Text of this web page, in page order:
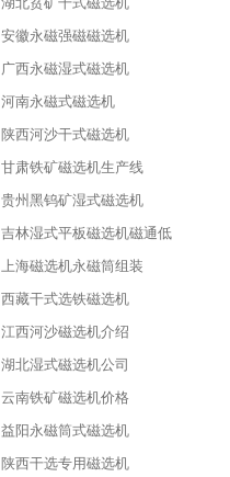
安徽永磁强磁磁选机
广西永磁湿式磁选机
河南永磁式磁选机
陕西河沙干式磁选机
甘肃铁矿磁选机生产线
贵州黑钨矿湿式磁选机
吉林湿式平板磁选机磁通低
上海磁选机永磁筒组装
西藏干式选铁磁选机
江西河沙磁选机介绍
湖北湿式磁选机公司
云南铁矿磁选机价格
益阳永磁筒式磁选机
陕西干选专用磁选机